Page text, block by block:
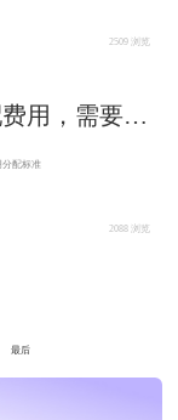
2509 浏览
用，需要如
分配标准
2088 浏览
最后